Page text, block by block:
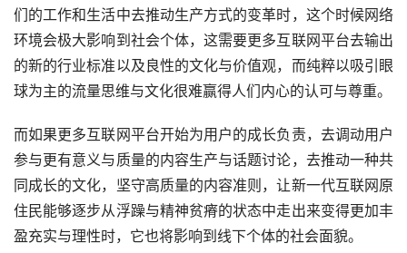
们的工作和生活中去推动生产方式的变革时，这个时候网络
环境会极大影响到社会个体，这需要更多互联网平台去输出
的新的行业标准以及良性的文化与价值观，而纯粹以吸引眼
球为主的流量思维与文化很难赢得人们内心的认可与尊重。
而如果更多互联网平台开始为用户的成长负责，去调动用户
参与更有意义与质量的内容生产与话题讨论，去推动一种共
同成长的文化，坚守高质量的内容准则，让新一代互联网原
住民能够逐步从浮躁与精神贫瘠的状态中走出来变得更加丰
盈充实与理性时，它也将影响到线下个体的社会面貌。